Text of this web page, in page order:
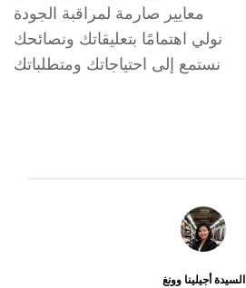
معايير صارمة لمراقبة الجودة
نولي اهتمامًا بتعليقاتك ونصائحك
نستمع إلى احتياجاتك ومتطلباتك
السيدة أجيلينا وونغ